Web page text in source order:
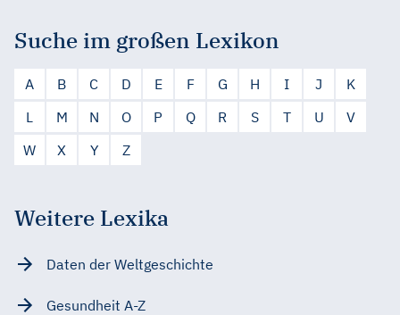
Suche im großen Lexikon
A B C D E F G H I J
K
L
M N O P Q R S T U
V
W
X Y Z
Weitere Lexika
Daten der Weltgeschichte
Gesundheit A-Z